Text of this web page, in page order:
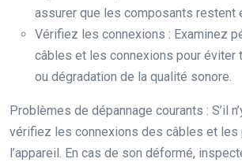
assurer que les composants restent
Vérifiez les connexions : Examinez
câbles et les connexions pour éviter
ou dégradation de la qualité sonore.
Problèmes de dépannage courants : S’il
vérifiez les connexions des câbles et les
l’appareil. En cas de son déformé,